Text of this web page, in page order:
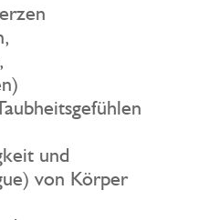
und
von Körper